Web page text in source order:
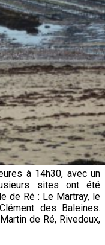
à 14h30, avec un
sites ont été
de Ré : Le Martray, le
des Baleines.
de Ré, Rivedoux,